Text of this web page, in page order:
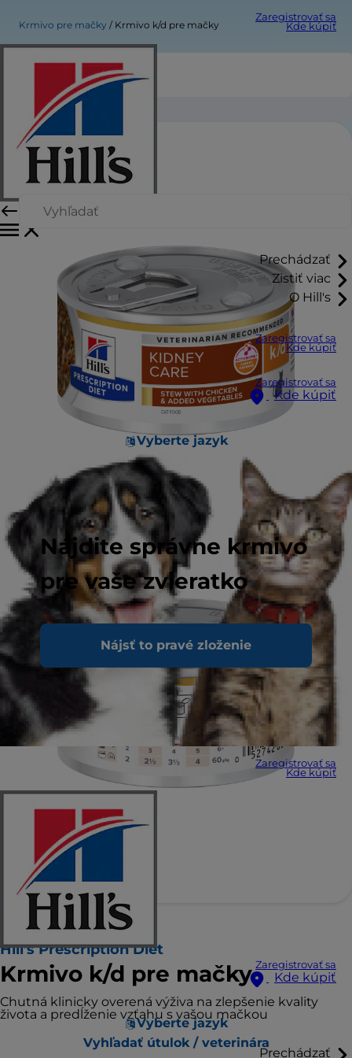
Zaregistrovať sa
Kde kúpiť
Prechádzať
Zistiť viac
O Hill's
Zaregistrovať sa
Kde kúpiť
Zaregistrovať sa
Kde kúpiť
Vyberte jazyk
Nájdite správne krmivo
pre vaše zvieratko
Nájsť to pravé zloženie
Zaregistrovať sa
Kde kúpiť
Zaregistrovať sa
Kde kúpiť
Vyberte jazyk
Prechádzať
Krmivo pre mačky Krmivo k/d pre mačky
Krmivo k/d pre mačky
Hill's Prescription Diet
Krmivo k/d pre mačky
Chutná klinicky overená výživa na zlepšenie kvality
života a predĺženie vzťahu s vašou mačkou
Vyhľadať útulok / veterinára